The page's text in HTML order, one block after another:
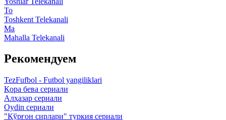
To
Toshkent Telekanali
Ma
Mahalla Telekanali
Рекомендуем
TezFufbol - Futbol yangiliklari
Қора бева сериали
Алҳазар сериали
Oydin сериали
"Қўрғон сирлари" туркия сериали